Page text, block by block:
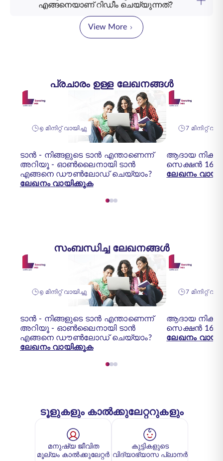
എങ്ങനെയാണ് റിഡീം ചെയ്യുന്നത്?
View More
പ്രചാരം ഉള്ള ലേഖനങ്ങൾ
൭ മിനിറ്റ് വായിച്ചു
ടാൻ - നിങ്ങളുടെ ടാൻ എന്താണെന്ന്
അറിയൂ - ഓൺലൈനായി ടാൻ
എങ്ങനെ ഡൗൺലോഡ് ചെയ്യാം?
ലേഖനം വായിക്കുക
7 മിനിറ്റ്
ആദായ
സെക്ഷൻ 16
ലേഖനം
സംബന്ധിച്ച ലേഖനങ്ങൾ
൭ മിനിറ്റ് വായിച്ചു
ടാൻ - നിങ്ങളുടെ ടാൻ എന്താണെന്ന്
അറിയൂ - ഓൺലൈനായി ടാൻ
എങ്ങനെ ഡൗൺലോഡ് ചെയ്യാം?
ലേഖനം വായിക്കുക
7 മിനിറ്റ്
ആദായ
സെക്ഷൻ 16
ലേഖനം
ടൂളുകളും കാൽക്കുലേറ്ററുകളും
മനുഷ്യ ജീവിത
മൂല്യം കാൽക്കുലേറ്റർ
കുട്ടികളുടെ
വിദ്യാഭ്യാസ പ്ലാനർ